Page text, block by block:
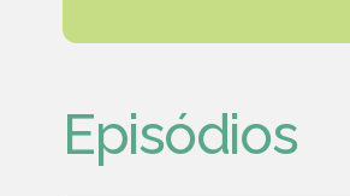
Episódios